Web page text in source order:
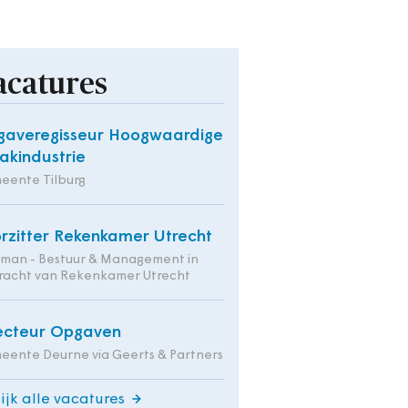
Hoogwaardige
Tilburg
Rekenkamer Utrecht
- Bestuur & Management in
van Rekenkamer Utrecht
Opgaven
Deurne via Geerts & Partners
alle vacatures